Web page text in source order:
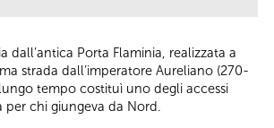
dall’antica Porta Flaminia, realizzata a
strada dall’imperatore Aureliano (270-
tempo costituì uno degli accessi
per chi giungeva da Nord.